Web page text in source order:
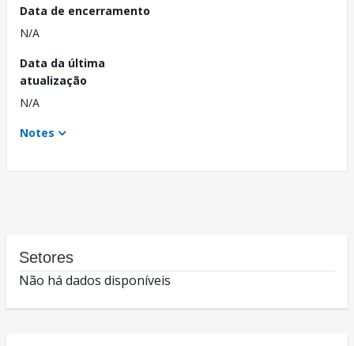
Data de encerramento
N/A
Data da última
atualização
N/A
Notes
Setores
Não há dados disponíveis